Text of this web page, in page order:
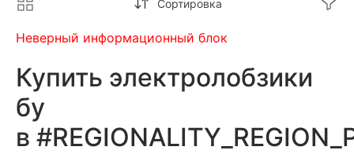
Сортировка
Неверный информационный блок
Купить электролобзики
бу
в